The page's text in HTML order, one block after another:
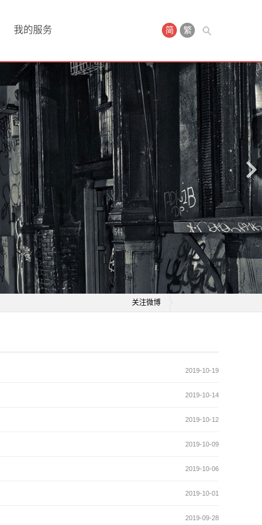
简 繁
我的服务
关注微博
2019-10-19
2019-10-14
2019-10-12
2019-10-09
2019-10-06
2019-10-01
2019-09-28